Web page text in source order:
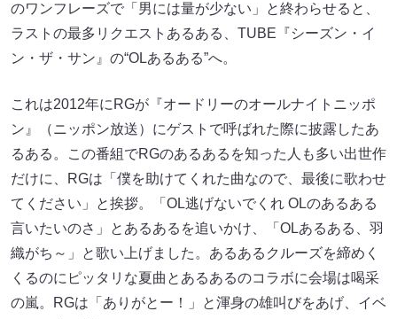
のワンフレーズで「男には量が少ない」と終わらせると、
ラストの最多リクエストあるある、TUBE『シーズン・イ
ン・ザ・サン』の“OLあるある”へ。
これは2012年にRGが『オードリーのオールナイトニッポ
ン』（ニッポン放送）にゲストで呼ばれた際に披露したあ
るある。この番組でRGのあるあるを知った人も多い出世作
だけに、RGは「僕を助けてくれた曲なので、最後に歌わせ
てください」と挨拶。「OL逃げないでくれ OLのあるある
言いたいのさ」とあるあるを追いかけ、「OLあるある、羽
織がち～」と歌い上げました。あるあるクルーズを締めく
くるのにピッタリな夏曲とあるあるのコラボに会場は喝采
の嵐。RGは「ありがとー！」と渾身の雄叫びをあげ、イベ